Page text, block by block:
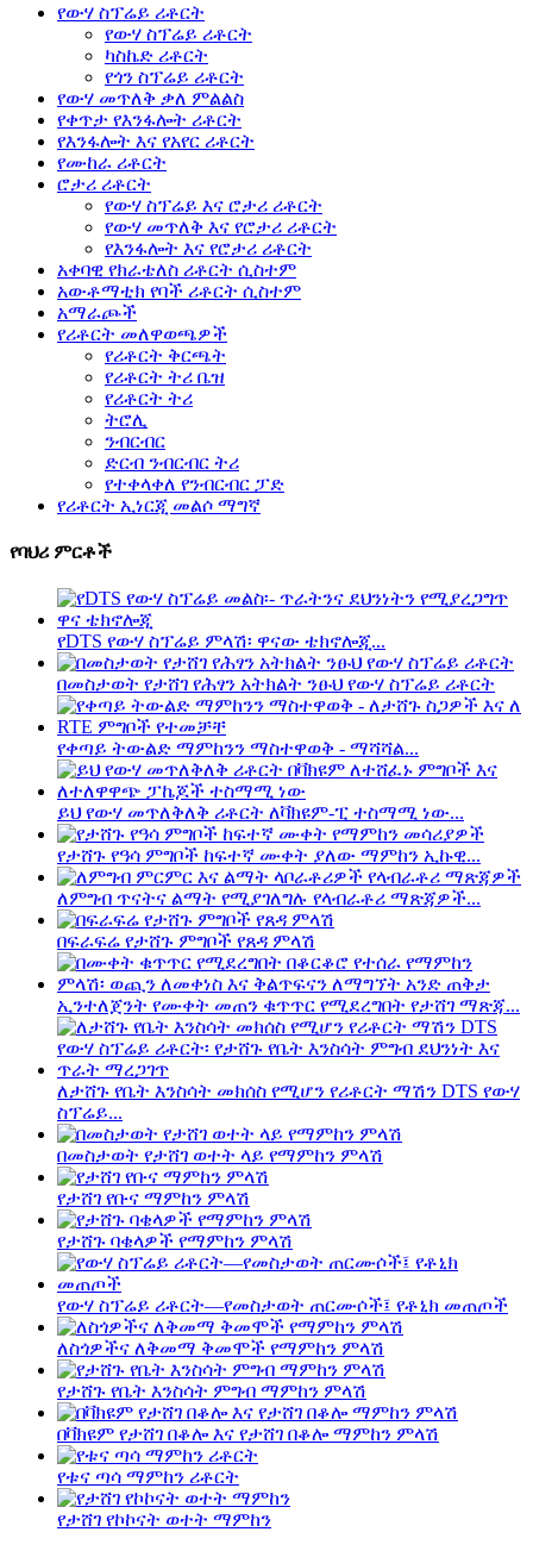
የውሃ ስፕሬይ ሪቶርት
የውሃ ስፕሬይ ሪቶርት
ካስኬድ ሪቶርት
የጎን ስፕሬይ ሪቶርት
የውሃ መጥለቅ ቃለ ምልልስ
የቀጥታ የእንፋሎት ሪቶርት
የእንፋሎት እና የአየር ሪቶርት
የሙከራ ሪቶርት
ሮታሪ ሪቶርት
የውሃ ስፕሬይ እና ሮታሪ ሪቶርት
የውሃ መጥለቅ እና የሮታሪ ሪቶርት
የእንፋሎት እና የሮታሪ ሪቶርት
አቀባዊ የክራቴለስ ሪቶርት ሲስተም
አውቶማቲክ የባች ሪቶርት ሲስተም
አማራጮች
የሪቶርት መለዋወጫዎች
የሪቶርት ቅርጫት
የሪቶርት ትሪ ቤዝ
የሪቶርት ትሪ
ትሮሊ
ንብርብር
ድርብ ንብርብር ትሪ
የተቀላቀለ የንብርብር ፓድ
የሪቶርት ኢነርጂ መልሶ ማግኛ
የባህሪ ምርቶች
የDTS የውሃ ስፕሬይ ምላሽ፡ ዋናው ቴክኖሎጂ...
በመስታወት የታሸገ የሕፃን አትክልት ንፁህ የውሃ ስፕሬይ ሪቶርት
የቀጣይ ትውልድ ማምከንን ማስተዋወቅ - ማሻሻል...
ይህ የውሃ መጥለቅለቅ ሪቶርት ለቫክዩም-ፒ ተስማሚ ነው...
የታሸጉ የዓሳ ምግቦች ከፍተኛ ሙቀት ያለው ማምከን ኢኩዊ...
ለምግብ ጥናትና ልማት የሚያገለግሉ የላብራቶሪ ማጽጃዎች...
በፍራፍሬ የታሸጉ ምግቦች የጸዳ ምላሽ
ኢንተለጀንት የሙቀት መጠን ቁጥጥር የሚደረግበት የታሸገ ማጽጃ...
ለታሸጉ የቤት እንስሳት መክሰስ የሚሆን የሪቶርት ማሽን DTS የውሃ
ስፕሬይ...
በመስታወት የታሸገ ወተት ላይ የማምከን ምላሽ
የታሸገ የቡና ማምከን ምላሽ
የታሸጉ ባቄላዎች የማምከን ምላሽ
የውሃ ስፕሬይ ሪቶርት—የመስታወት ጠርሙሶች፤ የቶኒክ መጠጦች
ለስጎዎችና ለቅመማ ቅመሞች የማምከን ምላሽ
የታሸጉ የቤት እንስሳት ምግብ ማምከን ምላሽ
በቫክዩም የታሸገ በቆሎ እና የታሸገ በቆሎ ማምከን ምላሽ
የቱና ጣሳ ማምከን ሪቶርት
የታሸገ የኮኮናት ወተት ማምከን